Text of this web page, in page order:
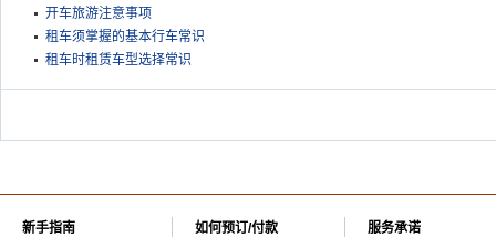
开车旅游注意事项
租车须掌握的基本行车常识
租车时租赁车型选择常识
新手指南
如何预订/付款
服务承诺